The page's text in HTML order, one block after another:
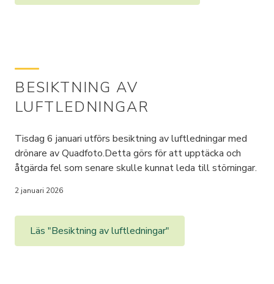
BESIKTNING AV
LUFTLEDNINGAR
Tisdag 6 januari utförs besiktning av luftledningar med
drönare av Quadfoto.Detta görs för att upptäcka och
åtgärda fel som senare skulle kunnat leda till störningar.
2 januari 2026
Läs "Besiktning av luftledningar"